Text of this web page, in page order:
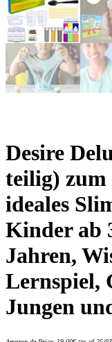
Desire
teilig) zum
ideales
Kinder ab
Jahren,
Lernspiel,
Jungen